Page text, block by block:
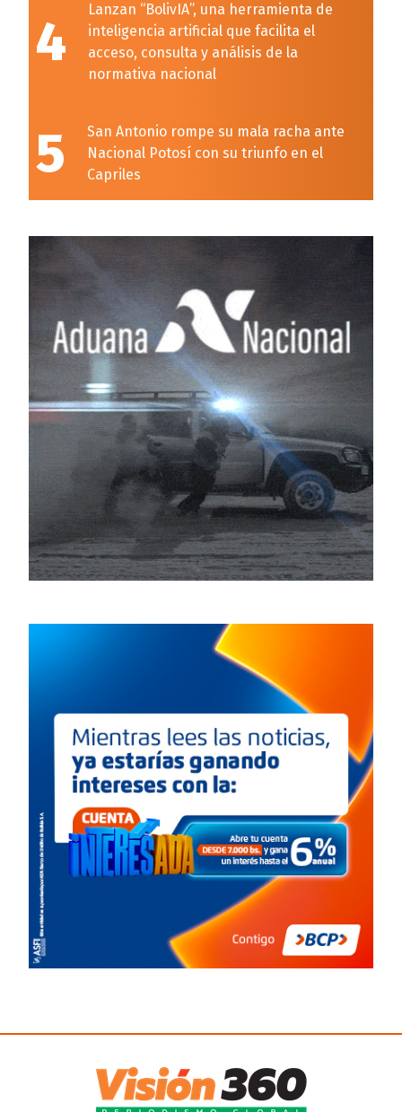
4
Lanzan “BolivIA”, una herramienta de
inteligencia artificial que facilita el
acceso, consulta y análisis de la
normativa nacional
5
San Antonio rompe su mala racha ante
Nacional Potosí con su triunfo en el
Capriles